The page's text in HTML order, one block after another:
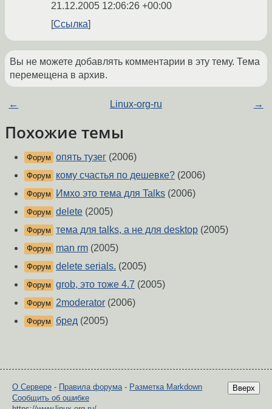
21.12.2005 12:06:26 +00:00
Ссылка
Вы не можете добавлять комментарии в эту тему. Тема
перемещена в архив.
← Linux-org-ru →
Похожие темы
Форум опять тузег (2006)
Форум кому счастья по дешевке? (2006)
Форум Имхо это тема для Talks (2006)
Форум delete (2005)
Форум тема для talks, а не для desktop (2005)
Форум man rm (2005)
Форум delete serials. (2005)
Форум grob, это тоже 4.7 (2005)
Форум 2moderator (2006)
Форум бред (2005)
Вверх
О Сервере - Правила форума- Разметка Markdown
Сообщить об ошибке